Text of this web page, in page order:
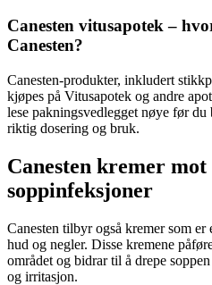
Canesten vitusapotek –
Canesten?
Canesten-produkter, inkludert
kjøpes på Vitusapotek og andre
lese pakningsvedlegget nøye før
riktig dosering og bruk.
Canesten kremer mot
soppinfeksjoner
Canesten tilbyr også kremer som
hud og negler. Disse kremene
området og bidrar til å drepe
og irritasjon.